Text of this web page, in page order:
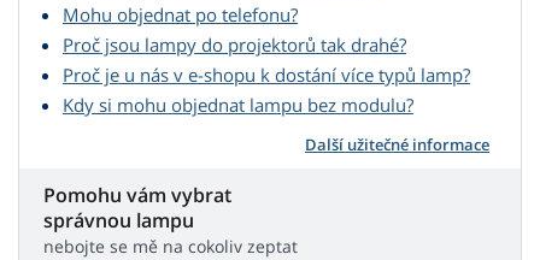
Mohu objednat po telefonu?
Proč jsou lampy do projektorů tak drahé?
Proč je u nás v e-shopu k dostání více typů lamp?
Kdy si mohu objednat lampu bez modulu?
Další užitečné informace
Pomohu vám vybrat
správnou lampu
nebojte se mě na cokoliv zeptat